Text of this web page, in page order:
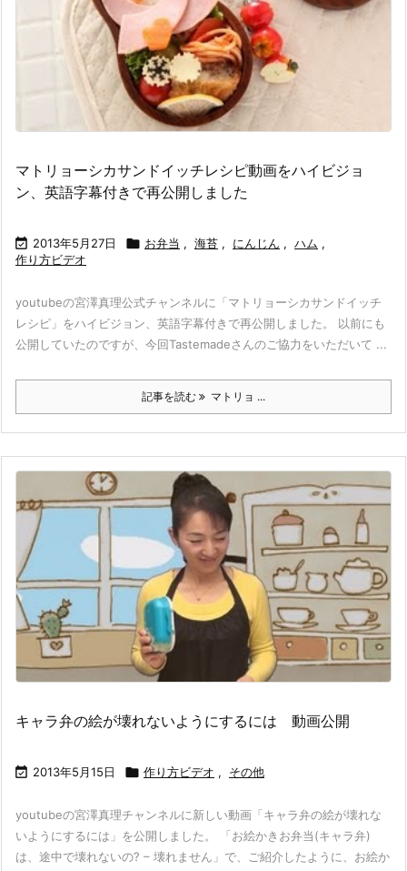
マトリョーシカサンドイッチレシピ動画をハイビジョ
ン、英語字幕付きで再公開しました
 2013年5月27日  お弁当 , 海苔 , にんじん , ハム ,
作り方ビデオ
youtubeの宮澤真理公式チャンネルに「マトリョーシカサンドイッチ
レシピ」をハイビジョン、英語字幕付きで再公開しました。 以前にも
公開していたのですが、今回Tastemadeさんのご協力をいただいて ...
記事を読む マトリョ ...
キャラ弁の絵が壊れないようにするには 動画公開
 2013年5月15日  作り方ビデオ , その他
youtubeの宮澤真理チャンネルに新しい動画「キャラ弁の絵が壊れな
いようにするには」を公開しました。 「お絵かきお弁当(キャラ弁)
は、途中で壊れないの? – 壊れません」で、ご紹介したように、お絵か